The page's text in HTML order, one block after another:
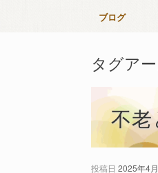
ブログ
タグア
不
投稿日 2025年4